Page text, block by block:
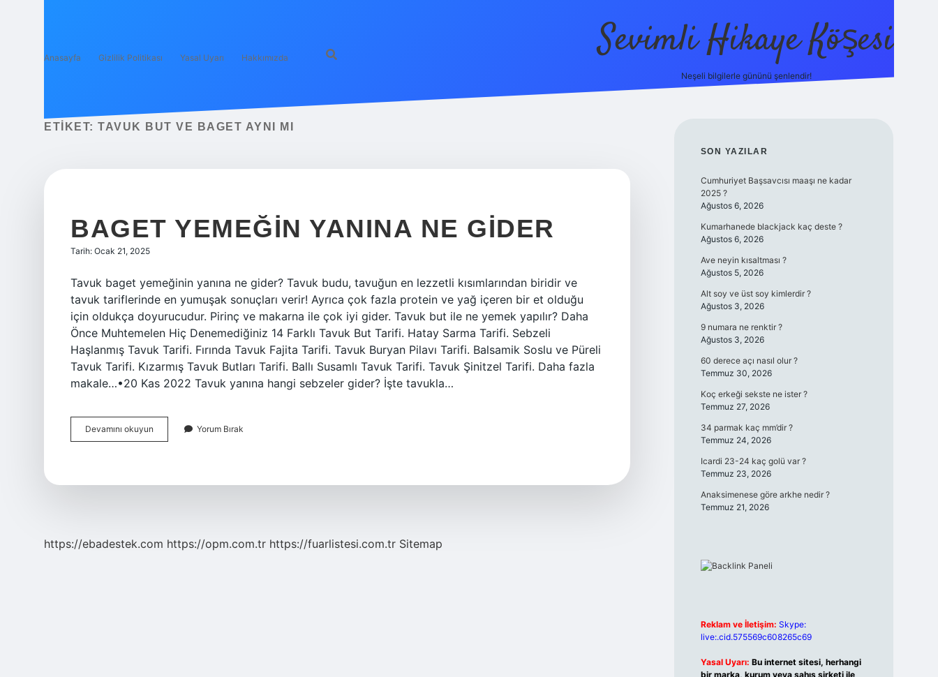
Anasayfa Gizlilik Politikası Yasal Uyarı Hakkımızda Sevimli Hikaye Köşesi
Neşeli bilgilerle gününü şenlendir!
ETIKET: TAVUK BUT VE BAGET AYNI MI
BAGET YEMEĞIN YANINA NE GIDER
Tarih: Ocak 21, 2025
Tavuk baget yemeğinin yanına ne gider? Tavuk budu, tavuğun en lezzetli kısımlarından biridir ve
tavuk tariflerinde en yumuşak sonuçları verir! Ayrıca çok fazla protein ve yağ içeren bir et olduğu
için oldukça doyurucudur. Pirinç ve makarna ile çok iyi gider. Tavuk but ile ne yemek yapılır? Daha
Önce Muhtemelen Hiç Denemediğiniz 14 Farklı Tavuk But Tarifi. Hatay Sarma Tarifi. Sebzeli
Haşlanmış Tavuk Tarifi. Fırında Tavuk Fajita Tarifi. Tavuk Buryan Pilavı Tarifi. Balsamik Soslu ve Püreli
Tavuk Tarifi. Kızarmış Tavuk Butları Tarifi. Ballı Susamlı Tavuk Tarifi. Tavuk Şinitzel Tarifi. Daha fazla
makale…•20 Kas 2022 Tavuk yanına hangi sebzeler gider? İşte tavukla…
Devamını okuyun
Yemeğin
Yorum Bırak
https://ebadestek.com https://opm.com.tr https://fuarlistesi.com.tr Sitemap
SIDEBAR
SON YAZILAR
Cumhuriyet Başsavcısı maaşı ne kadar
2025 ?
Ağustos 6, 2026
Kumarhanede blackjack kaç deste ?
Ağustos 6, 2026
Ave neyin kısaltması ?
Ağustos 5, 2026
Alt soy ve üst soy kimlerdir ?
Ağustos 3, 2026
9 numara ne renktir ?
Ağustos 3, 2026
60 derece açı nasıl olur ?
Temmuz 30, 2026
Koç erkeği sekste ne ister ?
Temmuz 27, 2026
34 parmak kaç mm’dir ?
Temmuz 24, 2026
Icardi 23-24 kaç golü var ?
Temmuz 23, 2026
Anaksimenese göre arkhe nedir ?
Temmuz 21, 2026
Reklam ve İletişim: Skype:
live:.cid.575569c608265c69
Yasal Uyarı: Bu internet sitesi, herhangi
bir marka, kurum veya şahıs şirketi ile